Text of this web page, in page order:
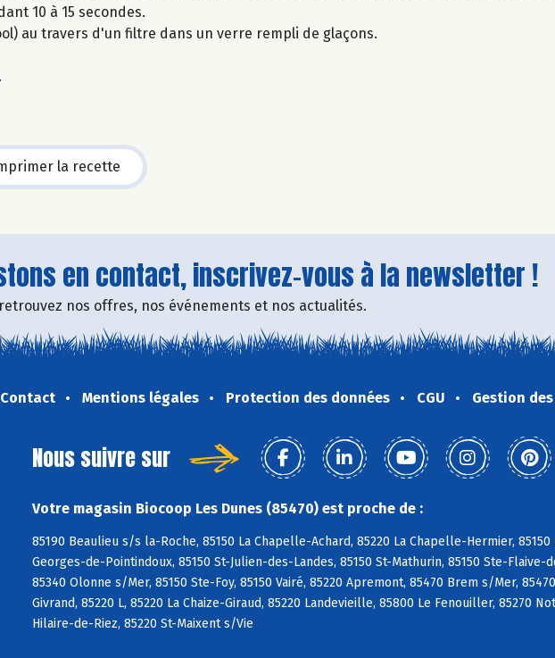
10 à 15 secondes.
au travers d'un filtre dans un verre rempli de glaçons.
la recette
en contact, inscrivez-vous à la newsletter !
nos offres, nos événements et nos actualités.
Contact Mentions légales Protection des données CGU Gestion
Nous suivre sur
Votre magasin Biocoop Les Dunes (85470) est proche de :
85190 Beaulieu s/s la-Roche, 85150 La Chapelle-Achard, 85220 La Chapelle-Hermier,
Georges-de-Pointindoux, 85150 St-Julien-des-Landes, 85150 St-Mathurin, 85150 Ste-Flaive-
85340 Olonne s/Mer, 85150 Ste-Foy, 85150 Vairé, 85220 Apremont, 85470 Brem s/Mer,
Givrand, 85220 L, 85220 La Chaize-Giraud, 85220 Landevieille, 85800 Le Fenouiller, 85270
Hilaire-de-Riez, 85220 St-Maixent s/Vie